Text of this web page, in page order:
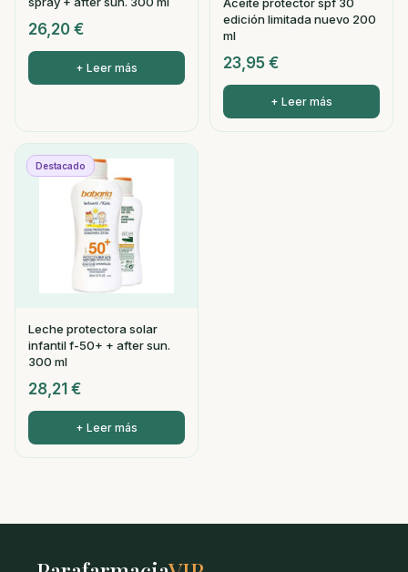
26,20 €
+ Leer más
con
5.00
de 5 en
base a
valoración
de un
Aceite protector spf 30
edición limitada nuevo 200
ml
23,95 €
+ Leer más
Destacado
Leche protectora solar
infantil f-50+ + after sun.
300 ml
28,21 €
+ Leer más